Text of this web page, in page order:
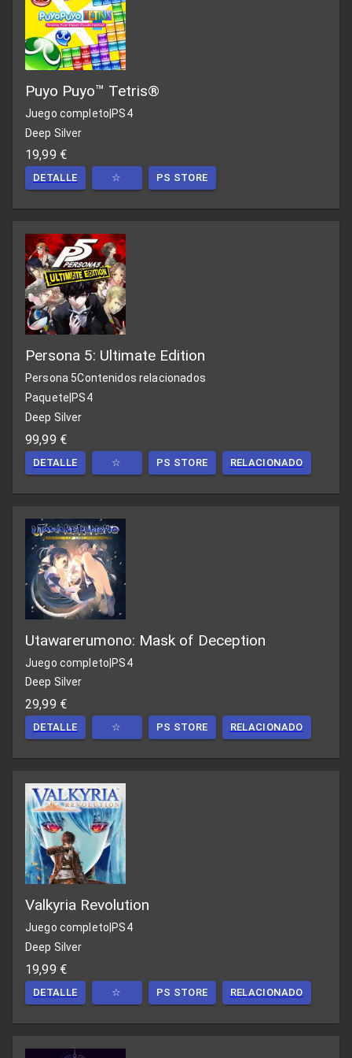
Puyo Puyo™ Tetris®
Juego completo PS4
Deep Silver
19,99 €
DETALLE ☆ PS STORE
Persona 5: Ultimate Edition
Persona 5Contenidos relacionados
Paquete PS4
Deep Silver
99,99 €
DETALLE ☆ PS STORE RELACIONADO
Utawarerumono: Mask of Deception
Juego completo|PS4
Deep Silver
29,99 €
DETALLE ☆ PS STORE RELACIONADO
Valkyria Revolution
Juego completo PS4
Deep Silver
19,99 €
DETALLE ☆ PS STORE RELACIONADO